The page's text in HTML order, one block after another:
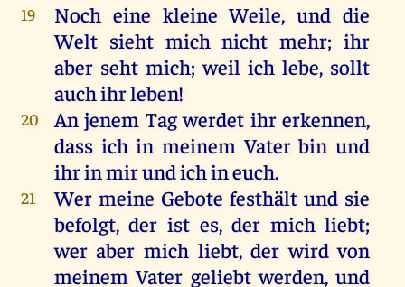
19 Noch eine kleine Weile,und die
Welt sieht mich nicht mehr;ihr
aber seht mich;weil ich lebe, sollt
auchihrleben!
20 An jenem Tag werdet ihr erkennen,
dass ich in meinem Vater bin und
ihrinmirundichineuch.
21 Wer meine Gebote festhältund sie
befolgt,der ist es,der mich liebt;
wer aber mich liebt,der wird von
meinem Vater geliebt werden,und